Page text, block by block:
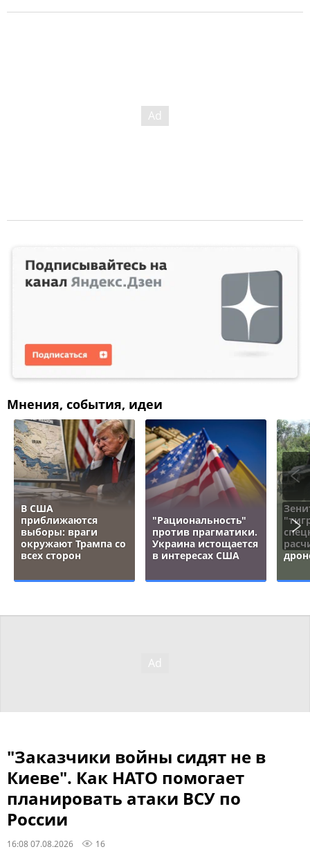
Мнения, события, идеи
В США
приближаются
выборы: враги
окружают Трампа со
всех сторон
"Рациональность"
против прагматики.
Украина истощается
в интересах США
"Заказчики войны сидят не в
Киеве". Как НАТО помогает
планировать атаки ВСУ по
России
16:08 07.08.2026 16